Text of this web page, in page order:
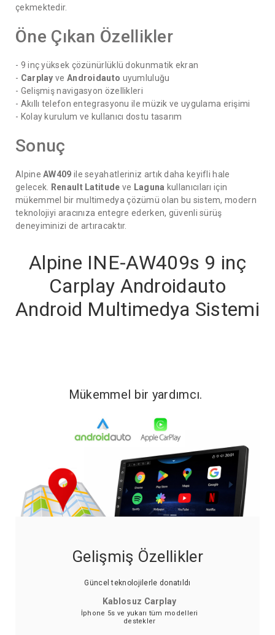
çekmektedir.
Öne Çıkan Özellikler
- 9 inç yüksek çözünürlüklü dokunmatik ekran
- Carplay ve Androidauto uyumluluğu
- Gelişmiş navigasyon özellikleri
- Akıllı telefon entegrasyonu ile müzik ve uygulama erişimi
- Kolay kurulum ve kullanıcı dostu tasarım
Sonuç
AlpineAW409 ile seyahatleriniz artık daha keyifli hale
gelecek.
Renault Latitude ve Laguna kullanıcıları için
mükemmel bir multimedya çözümü olan bu sistem, modern
teknolojiyi aracınıza entegre ederken, güvenli sürüş
deneyiminizi de artıracaktır.
Alpine INE-AW409s 9 inç
Carplay Androidauto
Android Multimedya Sistemi
Mükemmel bir yardımcı.
Gelişmiş Özellikler
Güncel teknolojilerle donatıldı
Kablosuz Carplay
İphone 5s ve yukarı tüm modelleri
destekler